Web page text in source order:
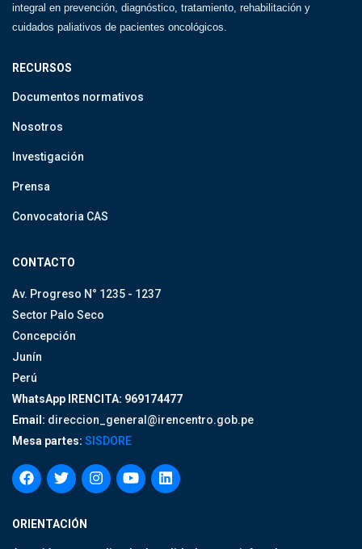
integral en prevención, diagnóstico, tratamiento, rehabilitación y
cuidados paliativos de pacientes oncológicos.
RECURSOS
Documentos normativos
Nosotros
Investigación
Prensa
Convocatoria CAS
CONTACTO
Av. Progreso N° 1235 - 1237
Sector Palo Seco
Concepción
Junín
Perú
WhatsApp IRENCITA: 969174477
Email: direccion_general@irencentro.gob.pe
Mesa partes: SISDORE
ORIENTACIÓN